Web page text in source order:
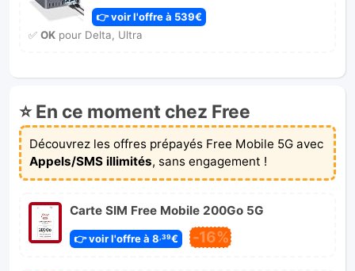
👉 voir l'offre à 539€
✅ OKpour Delta, Ultra
⭐ En ce moment chez Free
Découvrez les offres prépayés Free Mobile 5G avec
Appels/SMS illimités, sans engagement !
Carte SIM Free Mobile 200Go 5G
👉 voir l'offre à 8 ,39€ -16%